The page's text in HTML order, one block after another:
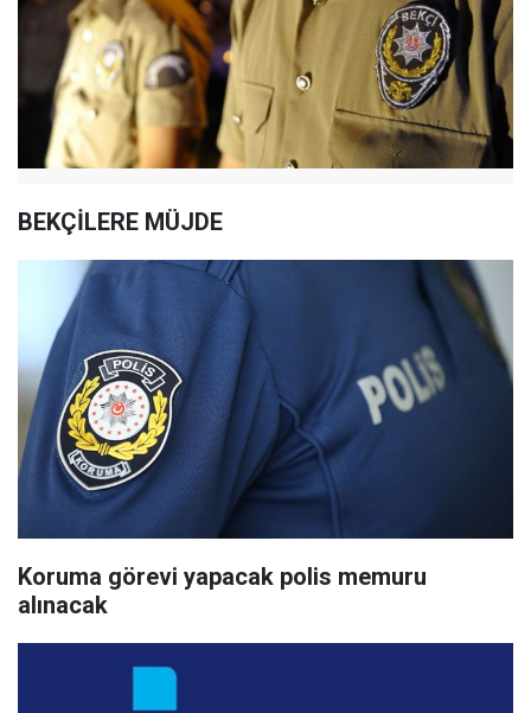
BEKÇİLERE MÜJDE
Koruma görevi yapacak polis memuru
alınacak